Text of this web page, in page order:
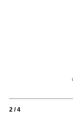
2 / 4